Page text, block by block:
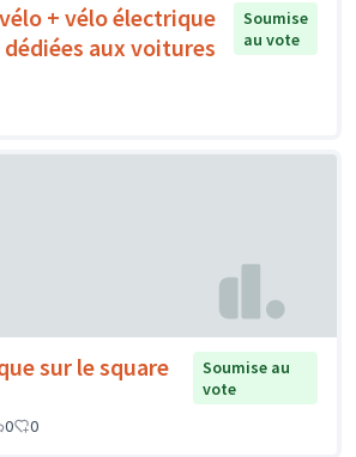
+ vélo électrique
aux voitures
Soumise
au vote
sur le square
Soumise au
vote
0 0